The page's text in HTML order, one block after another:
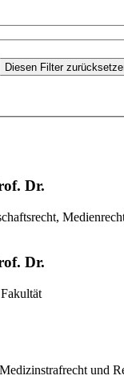
Diesen Filter
Dr.
Dr.
und